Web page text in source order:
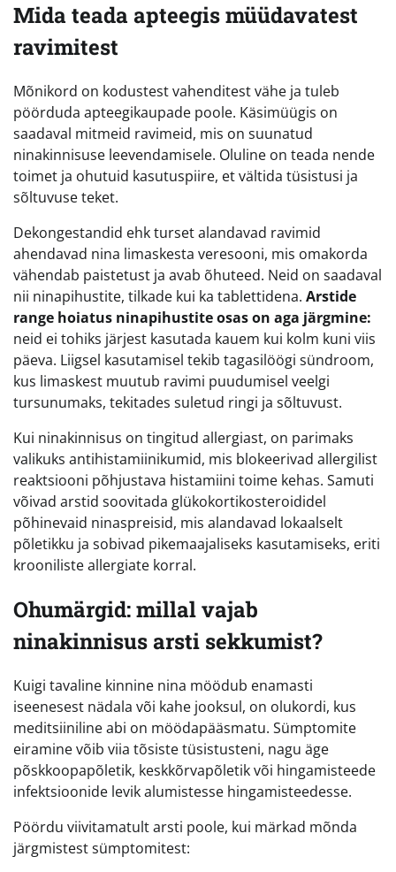
Mida teada apteegis müüdavatest
ravimitest
Mõnikord on kodustest vahenditest vähe ja tuleb
pöörduda apteegikaupade poole. Käsimüügis on
saadaval mitmeid ravimeid, mis on suunatud
ninakinnisuse leevendamisele. Oluline on teada nende
toimet ja ohutuid kasutuspiire, et vältida tüsistusi ja
sõltuvuse teket.
Dekongestandid ehk turset alandavad ravimid
ahendavad nina limaskesta veresooni, mis omakorda
vähendab paistetust ja avab õhuteed. Neid on saadaval
nii ninapihustite, tilkade kui ka tablettidena. Arstide
range hoiatus ninapihustite osas on aga järgmine:
neid ei tohiks järjest kasutada kauem kui kolm kuni viis
päeva. Liigsel kasutamisel tekib tagasilöögi sündroom,
kus limaskest muutub ravimi puudumisel veelgi
tursunumaks, tekitades suletud ringi ja sõltuvust.
Kui ninakinnisus on tingitud allergiast, on parimaks
valikuks antihistamiinikumid, mis blokeerivad allergilist
reaktsiooni põhjustava histamiini toime kehas. Samuti
võivad arstid soovitada glükokortikosteroididel
põhinevaid ninaspreisid, mis alandavad lokaalselt
põletikku ja sobivad pikemaajaliseks kasutamiseks, eriti
krooniliste allergiate korral.
Ohumärgid: millal vajab
ninakinnisus arsti sekkumist?
Kuigi tavaline kinnine nina möödub enamasti
iseenesest nädala või kahe jooksul, on olukordi, kus
meditsiiniline abi on möödapääsmatu. Sümptomite
eiramine võib viia tõsiste tüsistusteni, nagu äge
põskkoopapõletik, keskkõrvapõletik või hingamisteede
infektsioonide levik alumistesse hingamisteedesse.
Pöördu viivitamatult arsti poole, kui märkad mõnda
järgmistest sümptomitest: